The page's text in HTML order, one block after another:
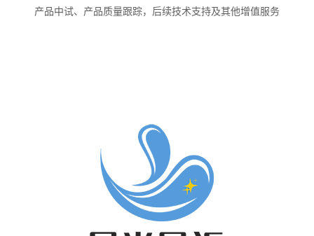
产品中试、产品质量跟踪，后续技术支持及其他增值服务